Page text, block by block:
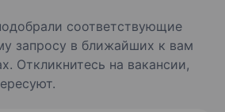
соответствующие
запросу в ближайших к вам
Откликнитесь на вакансии,